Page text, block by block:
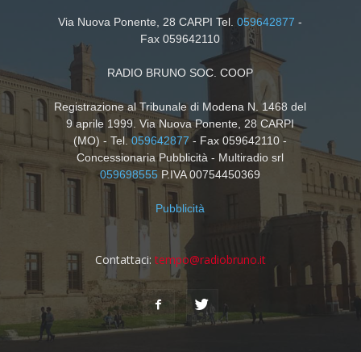
Via Nuova Ponente, 28 CARPI Tel.059642877 -
Fax 059642110
RADIO BRUNO SOC. COOP
Registrazione al Tribunale di Modena N. 1468 del
9 aprile 1999. Via Nuova Ponente, 28 CARPI
(MO) - Tel.059642877- Fax 059642110 -
Concessionaria Pubblicità - Multiradio srl
059698555 P.IVA 00754450369
Pubblicità
Contattaci: tempo@radiobruno.it